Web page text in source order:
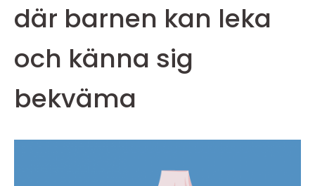
där barnen kan leka
och känna sig
bekväma